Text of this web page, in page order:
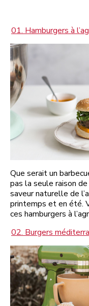
01. Hamburgers à
Que serait un
pas la seule raison
saveur naturelle de
printemps et en été.
ces hamburgers à
02. Burgers